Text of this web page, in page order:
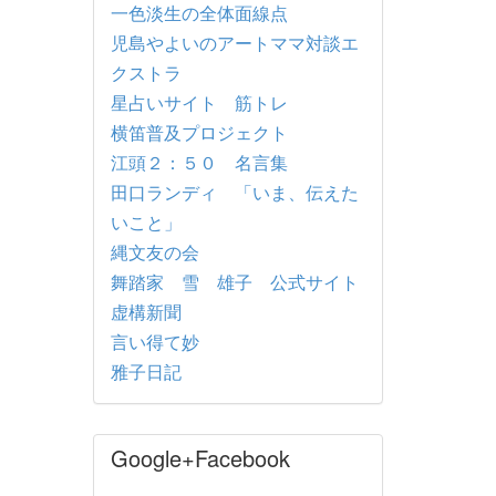
一色淡生の全体面線点
児島やよいのアートママ対談エ
クストラ
星占いサイト 筋トレ
横笛普及プロジェクト
江頭２：５０ 名言集
田口ランディ 「いま、伝えた
いこと」
縄文友の会
舞踏家 雪 雄子 公式サイト
虚構新聞
言い得て妙
雅子日記
Google+Facebook